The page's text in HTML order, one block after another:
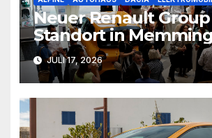
Neuer Renault Group
Standort in
JULI 17, 2026